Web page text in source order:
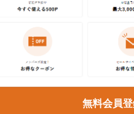
5,390(税込)
無料会員